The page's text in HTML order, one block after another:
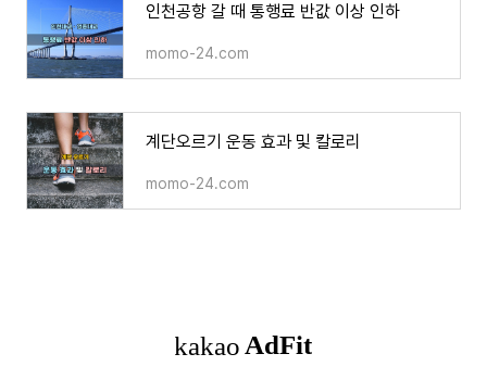
인천공항 갈 때 통행료 반값 이상 인하
momo-24.com
계단오르기 운동 효과 및 칼로리
momo-24.com